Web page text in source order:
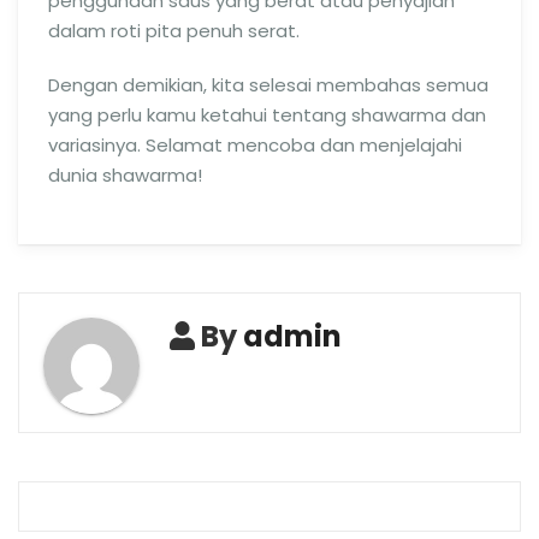
dalam roti pita penuh serat.
Dengan demikian, kita selesai membahas semua
yang perlu kamu ketahui tentang shawarma dan
variasinya. Selamat mencoba dan menjelajahi
dunia shawarma!
Byadmin